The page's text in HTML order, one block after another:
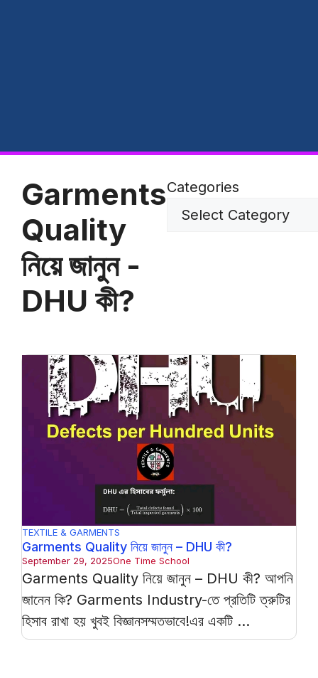
Garments
Quality
নিয়ে জানুন -
DHU কী?
Categories
TEXTILE & GARMENTS
Garments Quality নিয়ে জানুন – DHU কী?
September 29, 2025One Time School
Garments Quality নিয়ে জানুন – DHU কী? আপনি
জানেন কি? Garments Industry-তে প্রতিটি ত্রুটির
হিসাব রাখা হয় খুবই বিজ্ঞানসম্মতভাবে!এর একটি ...